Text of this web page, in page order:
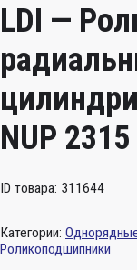
LDI —
NUP 2315
ID товара: 311644
Категории: Однорядные
Роликоподшипники